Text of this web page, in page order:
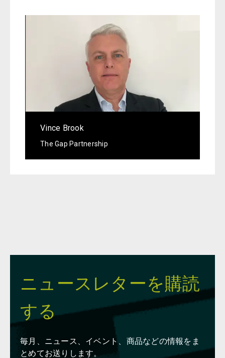
Vince Brook
The Gap Partnership
ニュースレターを購読
する
毎月、ニュース、イベント、商品などの情報をま
とめてお送りします。